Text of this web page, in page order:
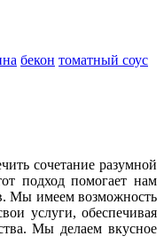
бекон томатный соус
сочетание разумной
подход помогает нам
Мы имеем возможность
услуги, обеспечивая
Мы делаем вкусное